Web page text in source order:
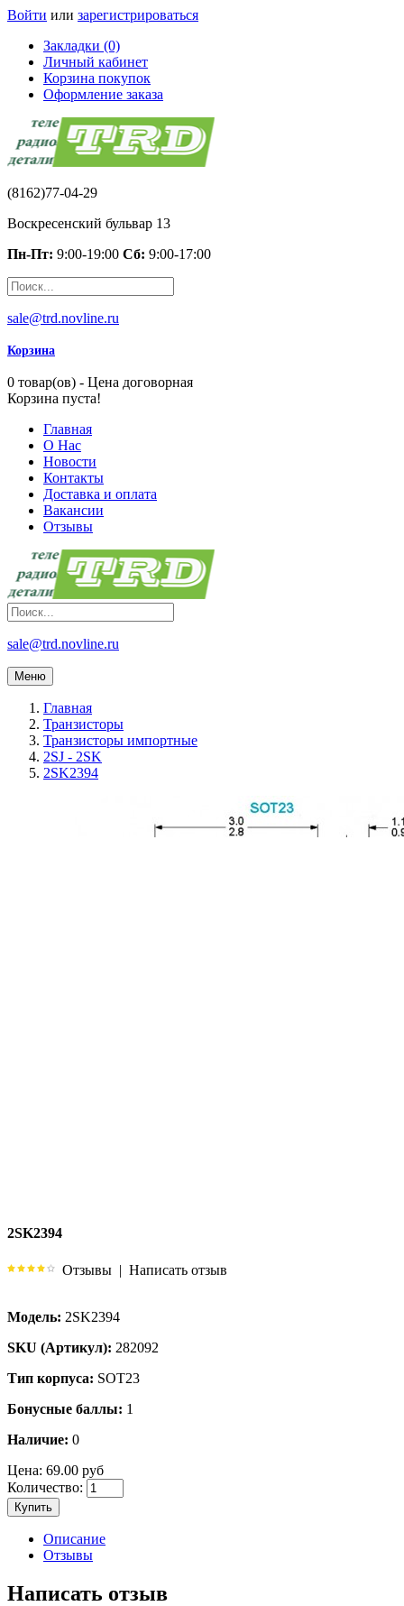
Войти или зарегистрироваться
Закладки (0)
Личный кабинет
Корзина покупок
Оформление заказа
(8162)77-04-29
Воскресенский бульвар 13
Пн-Пт: 9:00-19:00 Сб: 9:00-17:00
sale@trd.novline.ru
Корзина
0 товар(ов) - Цена договорная
Корзина пуста!
Главная
О Нас
Новости
Контакты
Доставка и оплата
Вакансии
Отзывы
sale@trd.novline.ru
Меню
Главная
Транзисторы
Транзисторы импортные
2SJ - 2SK
2SK2394
2SK2394
Отзывы | Написать отзыв
Модель: 2SK2394
SKU (Артикул): 282092
Тип корпуса: SOT23
Бонусные баллы: 1
Наличие: 0
Цена: 69.00 руб
Количество:
Купить
Описание
Отзывы
Написать отзыв